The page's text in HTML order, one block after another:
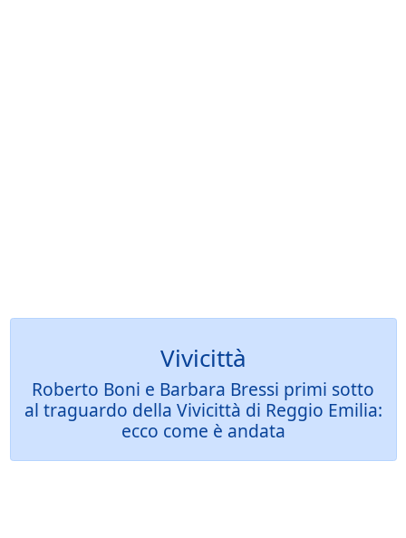
Vivicittà
Roberto Boni e Barbara Bressi primi sotto
al traguardo della Vivicittà di Reggio Emilia:
ecco come è andata